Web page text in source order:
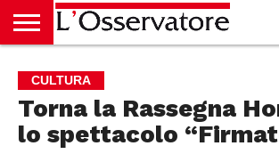
CULTURA
ECONOMIA
RUBRICHE
ARCHIVIO
PODCAST
ABBONAMENTO
CHI
SIAMO
ACCEDI
CULTURA
Torna la Rassegna
lo spettacolo